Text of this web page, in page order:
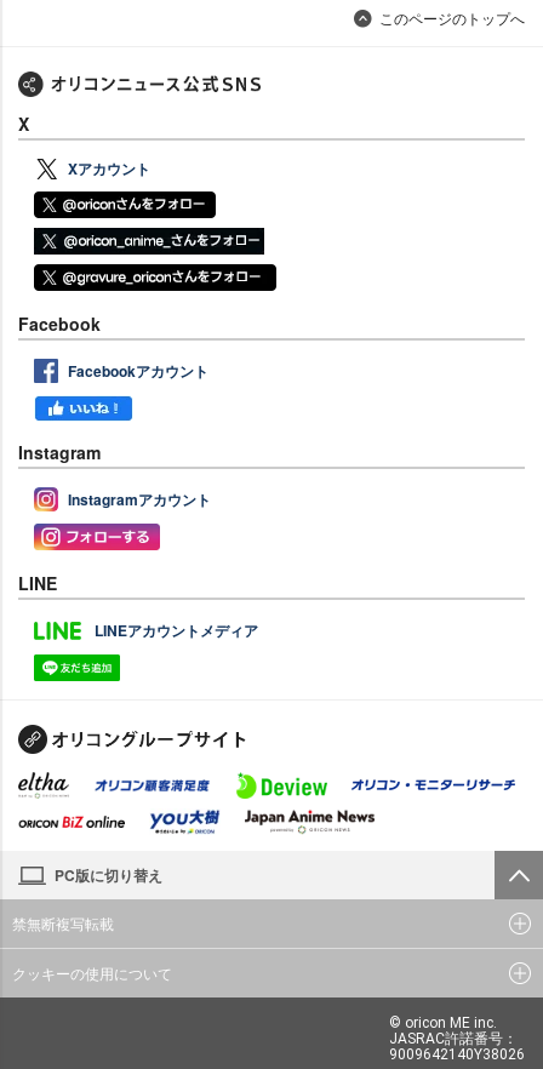
このページのトップへ
X
Xアカウント
Facebook
Facebookアカウント
Instagram
Instagramアカウント
LINE
LINEアカウントメディア
PC版に切り替え
禁無断複写転載
クッキーの使用について
© oricon ME inc.
JASRAC許諾番号：
9009642140Y38026